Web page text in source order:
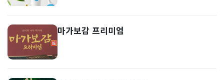
마가보감 프리미엄